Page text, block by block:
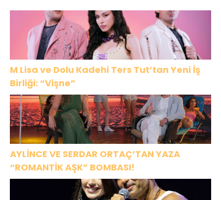
High”
M Lisa ve Dolu Kadehi Ters Tut’tan Yeni İş
Birliği: “Vişne”
AYLİNCE VE SERDAR ORTAÇ’TAN YAZA
“ROMANTİK AŞK” BOMBASI!